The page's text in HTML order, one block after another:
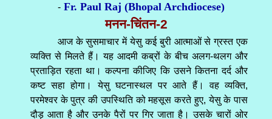
-Fr. Paul Raj (Bhopal Archdiocese)
मनन-चिंतन-2
आज के सुसमाचार में येसु कई बुरी आत्माओं से ग्रस्त एक
व्यक्ति से मिलते हैं। यह आदमी कब्रों के बीच अलग-थलग और
प्रताड़ित रहता था। कल्पना कीजिए कि उसने कितना दर्द और
कष्ट सहा होगा। येसु घटनास्थल पर आते हैं। वह व्यक्ति,
परमेश्वर के पुत्र की उपस्थिति को महसूस करते हुए, येसु के पास
दौड़ आता है और उनके पैरों पर गिर जाता है। उसके चारों ओर